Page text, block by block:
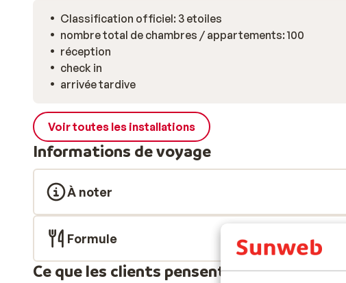
Classification officiel: 3 etoiles
nombre total de chambres / appartements: 100
réception
check in
arrivée tardive
Voir toutes les installations
Informations de voyage
À noter
Formule
Ce que les clients pensent